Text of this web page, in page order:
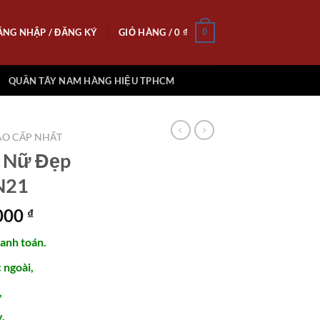
NHẬP / ĐĂNG KÝ GIỎ HÀNG /0 ₫ 0
QUẦN TÂY NAM HÀNG HIỆU TPHCM
CẤP NHẤT
Nữ Đẹp
₫.
₫Giá
tại
toán.